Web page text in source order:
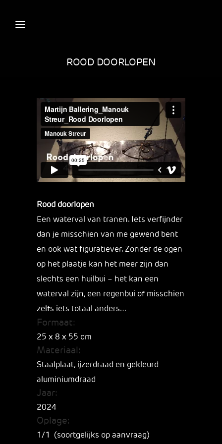
ROOD DOORLOPEN
Rood doorlopen
Een waterval van tranen. Iets verfijnder
dan je misschien van me gewend bent
en ook wat figuratiever. Zonder de ogen
op het plaatje kan het meer zijn dan
slechts een huilbui – het kan een
waterval zijn, een regenbui of misschien
zelfs iets totaal anders…
Formaat:
25 x 8 x 55 cm
Materiaal:
Staalplaat, ijzerdraad en gekleurd
aluminiumdraad
Jaar:
2024
Oplage:
1/1 (soortgelijks op aanvraag)